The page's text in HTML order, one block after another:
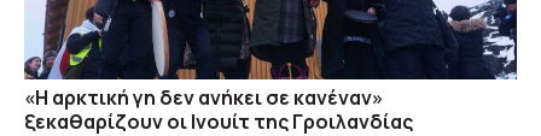
«Η αρκτική γη δεν ανήκει σε κανέναν»
ξεκαθαρίζουν οι Ινουίτ της Γροιλανδίας